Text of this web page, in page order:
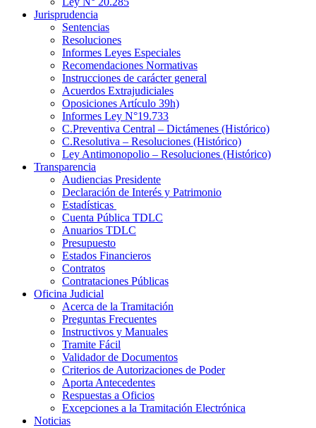
Jurisprudencia
Sentencias
Resoluciones
Informes Leyes Especiales
Recomendaciones Normativas
Instrucciones de carácter general
Acuerdos Extrajudiciales
Oposiciones Artículo 39h)
Informes Ley N°19.733
C.Preventiva Central – Dictámenes (Histórico)
C.Resolutiva – Resoluciones (Histórico)
Ley Antimonopolio – Resoluciones (Histórico)
Transparencia
Audiencias Presidente
Declaración de Interés y Patrimonio
Estadísticas
Cuenta Pública TDLC
Anuarios TDLC
Presupuesto
Estados Financieros
Contratos
Contrataciones Públicas
Oficina Judicial
Acerca de la Tramitación
Preguntas Frecuentes
Instructivos y Manuales
Tramite Fácil
Validador de Documentos
Criterios de Autorizaciones de Poder
Aporta Antecedentes
Respuestas a Oficios
Excepciones a la Tramitación Electrónica
Noticias